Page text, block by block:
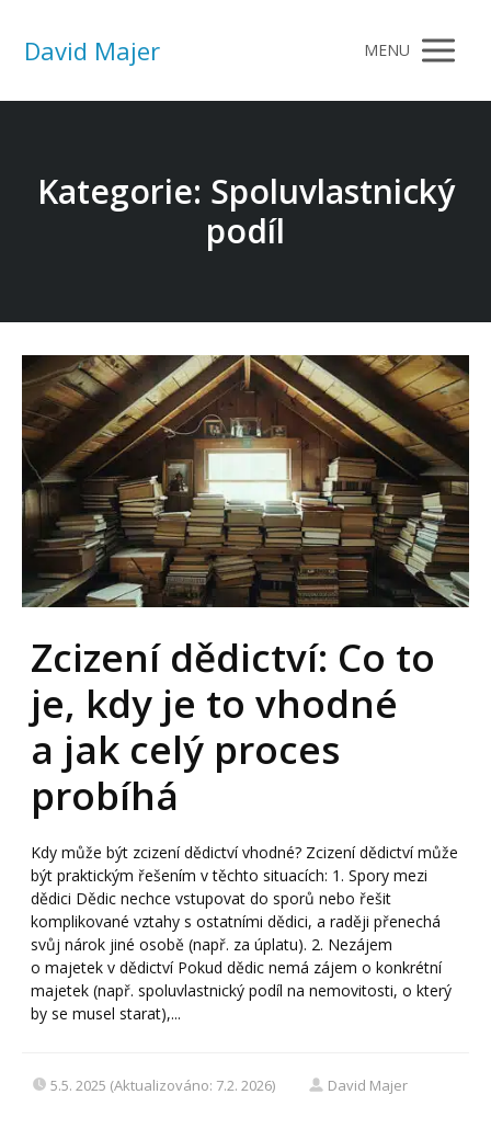
David Majer MENU
Kategorie: Spoluvlastnický
podíl
Zcizení dědictví: Co to
je, kdy je to vhodné
a jak celý proces
probíhá
Kdy může být zcizení dědictví vhodné? Zcizení dědictví může
být praktickým řešením v těchto situacích: 1. Spory mezi
dědici Dědic nechce vstupovat do sporů nebo řešit
komplikované vztahy s ostatními dědici, a raději přenechá
svůj nárok jiné osobě (např. za úplatu). 2. Nezájem
o majetek v dědictví Pokud dědic nemá zájem o konkrétní
majetek (např. spoluvlastnický podíl na nemovitosti, o který
by se musel starat),...
5.5. 2025 (Aktualizováno: 7.2. 2026) David Majer